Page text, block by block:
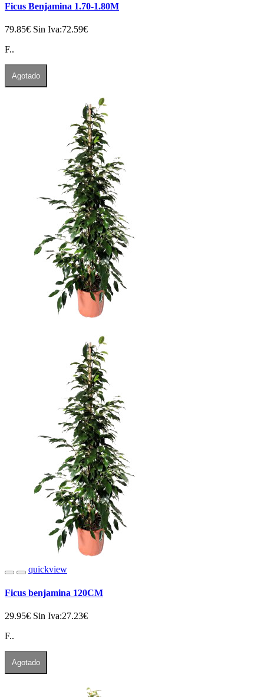
Ficus Benjamina 1.70-1.80M
79.85€ Sin Iva:72.59€
F..
Agotado
quickview
Ficus benjamina 120CM
29.95€ Sin Iva:27.23€
F..
Agotado